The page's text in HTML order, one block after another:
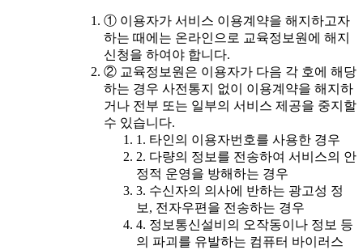
① 이용자가 서비스 이용계약을 해지하고자
하는 때에는 온라인으로 교육정보원에 해지
신청을 하여야 합니다.
② 교육정보원은 이용자가 다음 각 호에 해당
하는 경우 사전통지 없이 이용계약을 해지하
거나 전부 또는 일부의 서비스 제공을 중지할
수 있습니다.
1. 타인의 이용자번호를 사용한 경우
2. 다량의 정보를 전송하여 서비스의 안
정적 운영을 방해하는 경우
3. 수신자의 의사에 반하는 광고성 정
보, 전자우편을 전송하는 경우
4. 정보통신설비의 오작동이나 정보 등
의 파괴를 유발하는 컴퓨터 바이러스